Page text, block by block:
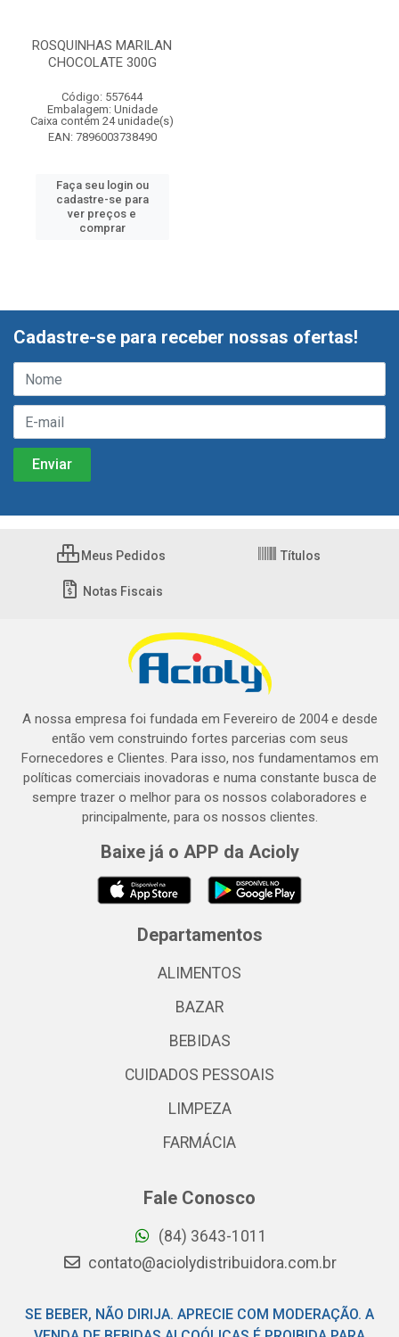
ROSQUINHAS MARILAN
CHOCOLATE 300G
Código: 557644
Embalagem: Unidade
Caixa contém 24 unidade(s)
EAN: 7896003738490
Faça seu login ou
cadastre-se para
ver preços e
comprar
Cadastre-se para receber nossas ofertas!
Meus Pedidos Títulos
Notas Fiscais
A nossa empresa foi fundada em Fevereiro de 2004 e desde
então vem construindo fortes parcerias com seus
Fornecedores e Clientes. Para isso, nos fundamentamos em
políticas comerciais inovadoras e numa constante busca de
sempre trazer o melhor para os nossos colaboradores e
principalmente, para os nossos clientes.
Baixe já o APP da Acioly
Departamentos
ALIMENTOS
BAZAR
BEBIDAS
CUIDADOS PESSOAIS
LIMPEZA
FARMÁCIA
Fale Conosco
(84) 3643-1011
contato@aciolydistribuidora.com.br
SE BEBER, NÃO DIRIJA. APRECIE COM MODERAÇÃO. A